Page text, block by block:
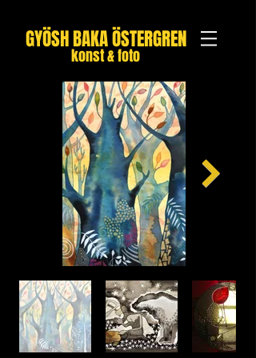
GYÖSHBAKA ÖSTERGREN
konst & foto